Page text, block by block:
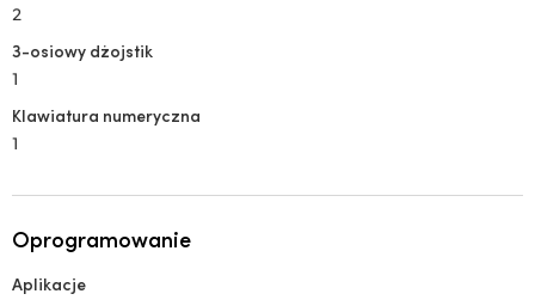
2
3-osiowy dżojstik
1
Klawiatura numeryczna
1
Oprogramowanie
Aplikacje